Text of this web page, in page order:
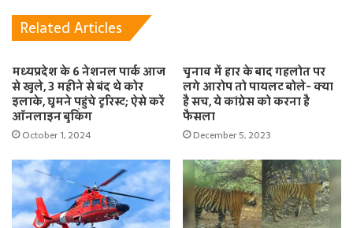
Related Articles
मध्यप्रदेश के 6 नेशनल पार्क आज
से खुले, 3 महीने से बंद थे कोर
इलाके, घूमने पहुंचे टूरिस्ट; ऐसे करें
ऑनलाइन बुकिंग
October 1, 2024
चुनाव में हार के बाद गहलोत पर
लगे आरोप तो पायलट बोले- क्या
है सच, ये कांग्रेस को करना है
फैसला
December 5, 2023